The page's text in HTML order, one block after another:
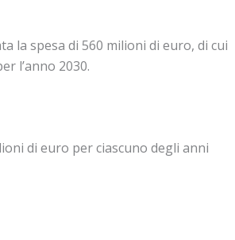
la spesa di 560 milioni di euro, di cui
l’anno 2030.
di euro per ciascuno degli anni